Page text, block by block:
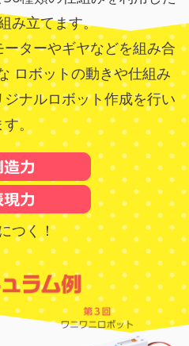
み立てます。
ターやギヤなどを組み合
ロボットの動きや仕組み
ナルロボット作成を行い
。
つく！